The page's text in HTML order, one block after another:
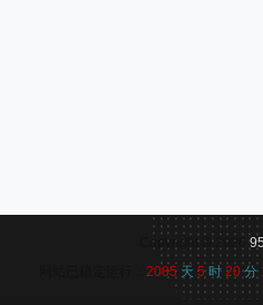
Copyright © 2026
2085天 5时 20分